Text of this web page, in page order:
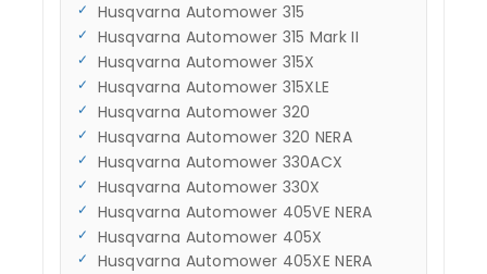
Husqvarna Automower 315
Husqvarna Automower 315 Mark II
Husqvarna Automower 315X
Husqvarna Automower 315XLE
Husqvarna Automower 320
Husqvarna Automower 320 NERA
Husqvarna Automower 330ACX
Husqvarna Automower 330X
Husqvarna Automower 405VE NERA
Husqvarna Automower 405X
Husqvarna Automower 405XE NERA